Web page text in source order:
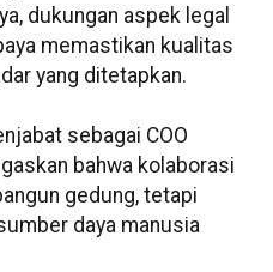
dukungan aspek legal
memastikan kualitas
yang ditetapkan.
sebagai COO
bahwa kolaborasi
gedung, tetapi
daya manusia